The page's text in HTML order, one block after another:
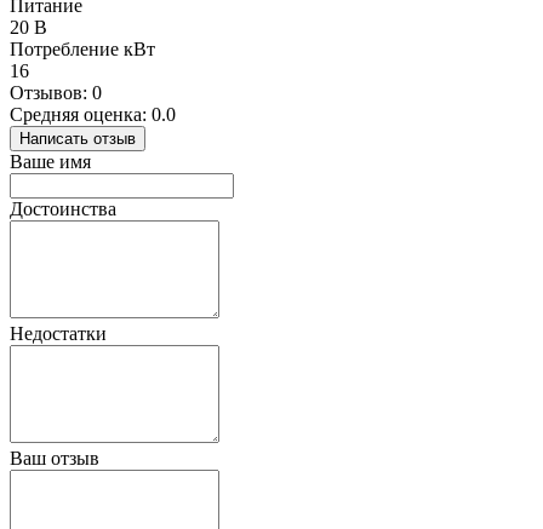
Питание
20 В
Потребление кВт
16
Отзывов: 0
Средняя оценка: 0.0
Написать отзыв
Ваше имя
Достоинства
Недостатки
Ваш отзыв